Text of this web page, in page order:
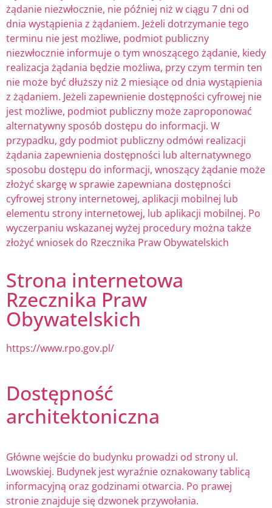
żądanie niezwłocznie, nie później niż w ciągu 7 dni od
dnia wystąpienia z żądaniem. Jeżeli dotrzymanie tego
terminu nie jest możliwe, podmiot publiczny
niezwłocznie informuje o tym wnoszącego żądanie, kiedy
realizacja żądania będzie możliwa, przy czym termin ten
nie może być dłuższy niż 2 miesiące od dnia wystąpienia
z żądaniem. Jeżeli zapewnienie dostępności cyfrowej nie
jest możliwe, podmiot publiczny może zaproponować
alternatywny sposób dostępu do informacji. W
przypadku, gdy podmiot publiczny odmówi realizacji
żądania zapewnienia dostępności lub alternatywnego
sposobu dostępu do informacji, wnoszący żądanie może
złożyć skargę w sprawie zapewniana dostępności
cyfrowej strony internetowej, aplikacji mobilnej lub
elementu strony internetowej, lub aplikacji mobilnej. Po
wyczerpaniu wskazanej wyżej procedury można także
złożyć wniosek do Rzecznika Praw Obywatelskich
Strona internetowa
Rzecznika Praw
Obywatelskich
https://www.rpo.gov.pl/
Dostępność
architektoniczna
Główne wejście do budynku prowadzi od strony ul.
Lwowskiej. Budynek jest wyraźnie oznakowany tablicą
informacyjną oraz godzinami otwarcia. Po prawej
stronie znajduje się dzwonek przywołania.